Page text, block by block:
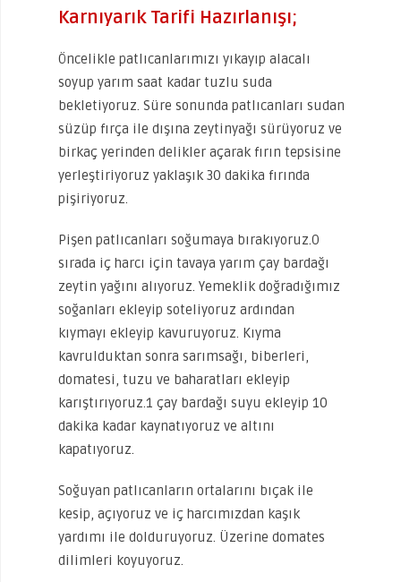
Karnıyarık Tarifi Hazırlanışı;
Öncelikle patlıcanlarımızı yıkayıp alacalı
soyup yarım saat kadar tuzlu suda
bekletiyoruz. Süre sonunda patlıcanları sudan
süzüp fırça ile dışına zeytinyağı sürüyoruz ve
birkaç yerinden delikler açarak fırın tepsisine
yerleştiriyoruz yaklaşık 30 dakika fırında
pişiriyoruz.
Pişen patlıcanları soğumaya bırakıyoruz.O
sırada iç harcı için tavaya yarım çay bardağı
zeytin yağını alıyoruz. Yemeklik doğradığımız
soğanları ekleyip soteliyoruz ardından
kıymayı ekleyip kavuruyoruz. Kıyma
kavrulduktan sonra sarımsağı, biberleri,
domatesi, tuzu ve baharatları ekleyip
karıştırıyoruz.1 çay bardağı suyu ekleyip 10
dakika kadar kaynatıyoruz ve altını
kapatıyoruz.
Soğuyan patlıcanların ortalarını bıçak ile
kesip, açıyoruz ve iç harcımızdan kaşık
yardımı ile dolduruyoruz. Üzerine domates
dilimleri koyuyoruz.